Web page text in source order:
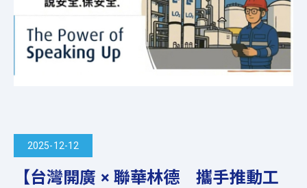
2025-12-12
【台灣開廣 × 聯華林德 攜手推動工